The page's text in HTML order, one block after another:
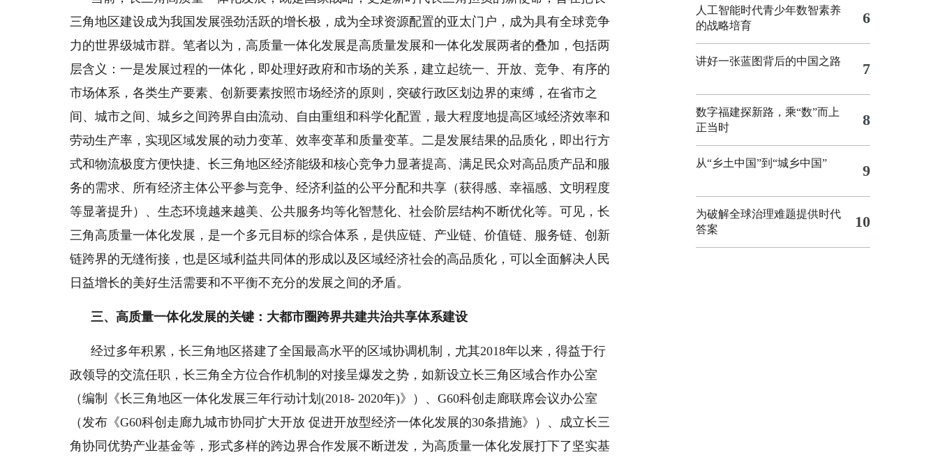
三角地区建设成为我国发展强劲活跃的增长极，成为全球资源配置的亚太门户，成为具有全球竞争
力的世界级城市群。笔者以为，高质量一体化发展是高质量发展和一体化发展两者的叠加，包括两
层含义：一是发展过程的一体化，即处理好政府和市场的关系，建立起统一、开放、竞争、有序的
市场体系，各类生产要素、创新要素按照市场经济的原则，突破行政区划边界的束缚，在省市之
间、城市之间、城乡之间跨界自由流动、自由重组和科学化配置，最大程度地提高区域经济效率和
劳动生产率，实现区域发展的动力变革、效率变革和质量变革。二是发展结果的品质化，即出行方
式和物流极度方便快捷、长三角地区经济能级和核心竞争力显著提高、满足民众对高品质产品和服
务的需求、所有经济主体公平参与竞争、经济利益的公平分配和共享（获得感、幸福感、文明程度
等显著提升）、生态环境越来越美、公共服务均等化智慧化、社会阶层结构不断优化等。可见，长
三角高质量一体化发展，是一个多元目标的综合体系，是供应链、产业链、价值链、服务链、创新
链跨界的无缝衔接，也是区域利益共同体的形成以及区域经济社会的高品质化，可以全面解决人民
日益增长的美好生活需要和不平衡不充分的发展之间的矛盾。
三、高质量一体化发展的关键：大都市圈跨界共建共治共享体系建设
经过多年积累，长三角地区搭建了全国最高水平的区域协调机制，尤其2018年以来，得益于行
政领导的交流任职，长三角全方位合作机制的对接呈爆发之势，如新设立长三角区域合作办公室
（编制《长三角地区一体化发展三年行动计划(2018- 2020年)》）、G60科创走廊联席会议办公室
（发布《G60科创走廊九城市协同扩大开放 促进开放型经济一体化发展的30条措施》）、成立长三
角协同优势产业基金等，形式多样的跨边界合作发展不断迸发，为高质量一体化发展打下了坚实基
人工智能时代青少年数智素养
的战略培育
6
讲好一张蓝图背后的中国之路 7
数字福建探新路，乘“数”而上
正当时
8
从“乡土中国”到“城乡中国” 9
为破解全球治理难题提供时代
答案
10